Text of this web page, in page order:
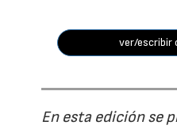
ver/escribir
En esta edición se